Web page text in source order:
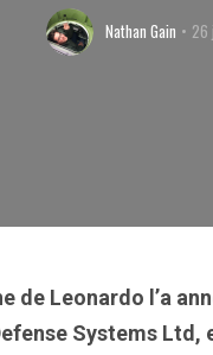
Nathan Gain 26
de Leonardo l’a
Systems